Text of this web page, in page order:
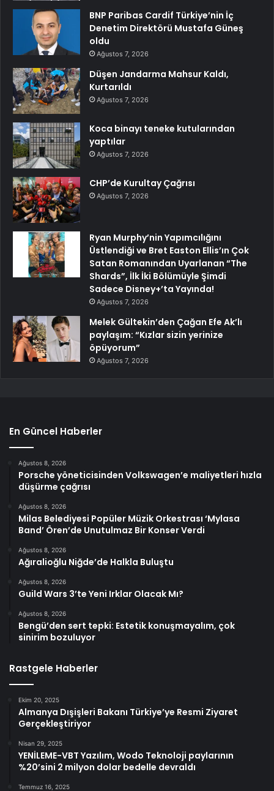
BNP Paribas Cardif Türkiye’nin İç
Denetim Direktörü Mustafa Güneş
oldu
Ağustos 7, 2026
Düşen Jandarma Mahsur Kaldı,
Kurtarıldı
Ağustos 7, 2026
Koca binayı teneke kutularından
yaptılar
Ağustos 7, 2026
CHP’de Kurultay Çağrısı
Ağustos 7, 2026
Ryan Murphy’nin Yapımcılığını
Üstlendiği ve Bret Easton Ellis’ın Çok
Satan Romanından Uyarlanan “The
Shards”, İlk İki Bölümüyle Şimdi
Sadece Disney+’ta Yayında!
Ağustos 7, 2026
Melek Gültekin’den Çağan Efe Ak’lı
paylaşım: “Kızlar sizin yerinize
öpüyorum”
Ağustos 7, 2026
En Güncel Haberler
Ağustos 8, 2026
Porsche yöneticisinden Volkswagen’e maliyetleri hızla
düşürme çağrısı
Ağustos 8, 2026
Milas Belediyesi Popüler Müzik Orkestrası ‘Mylasa
Band’ Ören’de Unutulmaz Bir Konser Verdi
Ağustos 8, 2026
Ağıralioğlu Niğde’de Halkla Buluştu
Ağustos 8, 2026
Guild Wars 3’te Yeni Irklar Olacak Mı?
Ağustos 8, 2026
Bengü’den sert tepki: Estetik konuşmayalım, çok
sinirim bozuluyor
Rastgele Haberler
Ekim 20, 2025
Almanya Dışişleri Bakanı Türkiye’ye Resmi Ziyaret
Gerçekleştiriyor
Nisan 29, 2025
YENİLEME-VBT Yazılım, Wodo Teknoloji paylarının
%20’sini 2 milyon dolar bedelle devraldı
Temmuz 16, 2025